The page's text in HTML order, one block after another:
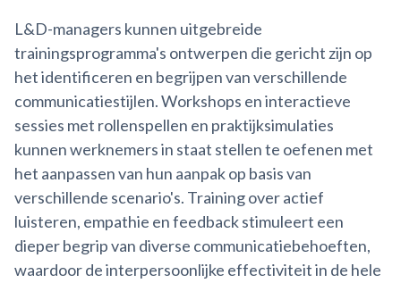
L&D-managers kunnen uitgebreide
trainingsprogramma's ontwerpen die gericht zijn op
het identificeren en begrijpen van verschillende
communicatiestijlen. Workshops en interactieve
sessies met rollenspellen en praktijksimulaties
kunnen werknemers in staat stellen te oefenen met
het aanpassen van hun aanpak op basis van
verschillende scenario's. Training over actief
luisteren, empathie en feedback stimuleert een
dieper begrip van diverse communicatiebehoeften,
waardoor de interpersoonlijke effectiviteit in de hele